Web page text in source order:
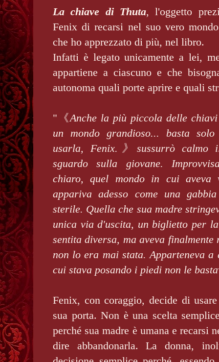
La chiave di Thuta, l'oggetto
Fenix di recarsi nel suo vero
che ho apprezzato di più, nel libro.
Infatti è legato unicamente a lei,
appartiene a ciascuno e che
autonoma quali porte aprire e quali
"《Anche la più piccola delle
un mondo grandioso... basta
usarla, Fenix.》sussurrò calmo
sguardo sulla giovane.
chiaro, quel mondo in cui
appariva adesso come una
sterile. Quella che sua madre
unica via d'uscita, un biglietto per
sentita diversa, ma aveva
non lo era mai stata. Apparteneva a
cui stava posando i piedi non le
Fenix, con coraggio, decide di
sua porta. Non è una scelta
perché sua madre è umana e recarsi
dire abbandonarla. La donna,